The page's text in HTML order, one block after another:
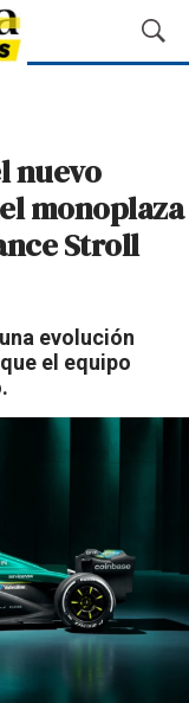
M
o
B
nuevo
monoplaza
Stroll
evolución
el equipo